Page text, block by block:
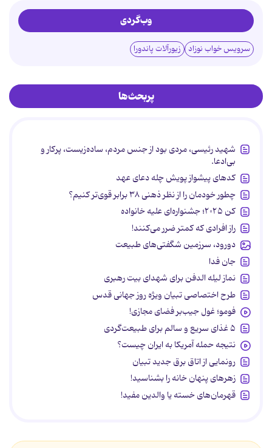
وب‌گردی
سرویس خواب نوزاد زیورآلات پاندورا
پربحث‌ها
شهید رئیسی، مردی بود از جنس مردم، ساده‌زیست، پرکار و
بی‌ادعا.
کدهای پیشواز پویش چله دعای عهد
چطور خودمان را از نظر ذهنی ۳۸ برابر قوی‌تر کنیم؟
کن ۲۰۲۵؛ جشنواره‌ای علیه خانواده
راز افرادی که کمتر ضرر می‌کنند!
دورود، سرزمین شگفتی‌های طبیعت
جان فدا
نماز لیله الدفن برای شهدای بیت رهبری
طرح اختصاصی تبیان ویژه روز جهانی قدس
فومو؛ غول جیب‌بر فضای مجازی!
۵ غذای سریع و سالم برای طبیعت‌گردی
نتیجه حمله آمریکا به ایران چیست؟
رونمایی از اتاق برق جدید تبیان
زهرهای پنهان خانه را بشناسید!
قهرمان‌های خسته یا والدین مفید!